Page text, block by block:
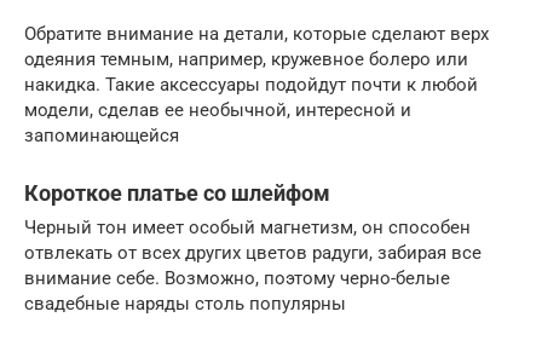
Обратите внимание на детали, которые сделают верх
одеяния темным, например, кружевное болеро или
накидка. Такие аксессуары подойдут почти к любой
модели, сделав ее необычной, интересной и
запоминающейся
Короткое платье со шлейфом
Черный тон имеет особый магнетизм, он способен
отвлекать от всех других цветов радуги, забирая все
внимание себе. Возможно, поэтому черно-белые
свадебные наряды столь популярны